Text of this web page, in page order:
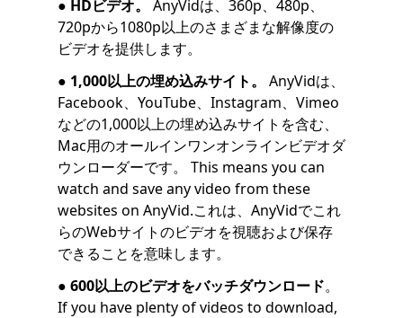
● HDビデオ。 AnyVidは、360p、480p、
720pから1080p以上のさまざまな解像度の
ビデオを提供します。
● 1,000以上の埋め込みサイト。 AnyVidは、
Facebook、YouTube、Instagram、Vimeo
などの1,000以上の埋め込みサイトを含む、
Mac用のオールインワンオンラインビデオダ
ウンローダーです。 This means you can
watch and save any video from these
websites on AnyVid.これは、AnyVidでこれ
らのWebサイトのビデオを視聴および保存
できることを意味します。
● 600以上のビデオをバッチダウンロード。
If you have plenty of videos to download,